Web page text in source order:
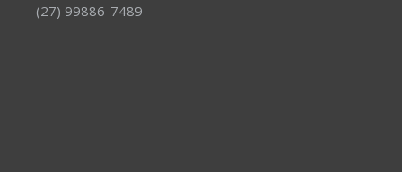
(27) 99886-7489